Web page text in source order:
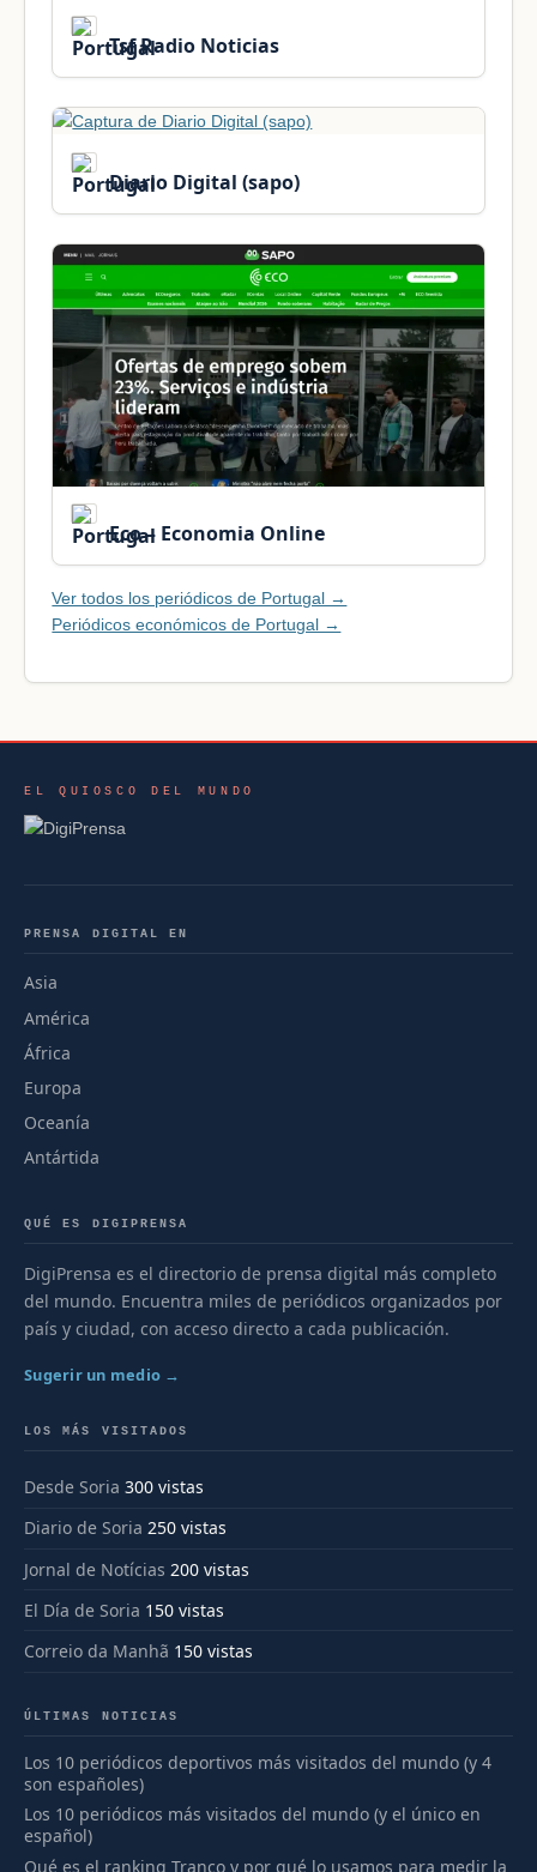
Tsf Radio Noticias
Diario Digital (sapo)
Eco – Economia Online
Ver todos los periódicos de Portugal →
Periódicos económicos de Portugal →
EL QUIOSCO DEL MUNDO
PRENSA DIGITAL EN
Asia
América
África
Europa
Oceanía
Antártida
QUÉ ES DIGIPRENSA
DigiPrensa es el directorio de prensa digital más completo
del mundo. Encuentra miles de periódicos organizados por
país y ciudad, con acceso directo a cada publicación.
Sugerir un medio →
LOS MÁS VISITADOS
Desde Soria 300 vistas
Diario de Soria 250 vistas
Jornal de Notícias 200 vistas
El Día de Soria 150 vistas
Correio da Manhã 150 vistas
ÚLTIMAS NOTICIAS
Los 10 periódicos deportivos más visitados del mundo (y 4
son españoles)
Los 10 periódicos más visitados del mundo (y el único en
español)
Qué es el ranking Tranco y por qué lo usamos para medir la